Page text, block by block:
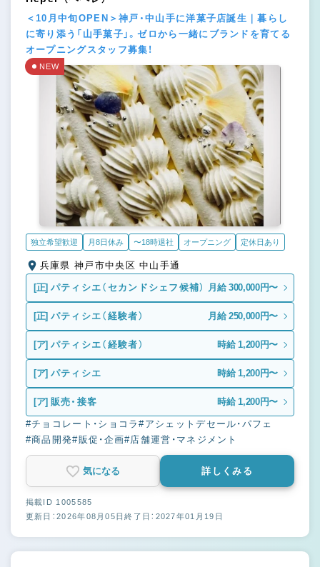
＜10月中旬OPEN＞神戸・中山手に洋菓子店誕生｜暮らし
に寄り添う「山手菓子」。ゼロから一緒にブランドを育てる
オープニングスタッフ募集！
NEW
独立希望歓迎 月8日休み 〜18時退社 オープニング 定休日あり
兵庫県 神戸市中央区 中山手通
[正] パティシエ（セカンドシェフ候補） 月給 300,000円〜
[正] パティシエ（経験者） 月給 250,000円〜
[ア] パティシエ（経験者） 時給 1,200円〜
[ア] パティシエ 時給 1,200円〜
[ア] 販売・接客 時給 1,200円〜
#チョコレート・ショコラ#アシェットデセール・パフェ
#商品開発#販促・企画#店舗運営・マネジメント
気になる 詳しくみる
掲載ID 1005585
更新日：2026年08月05日終了日：2027年01月19日